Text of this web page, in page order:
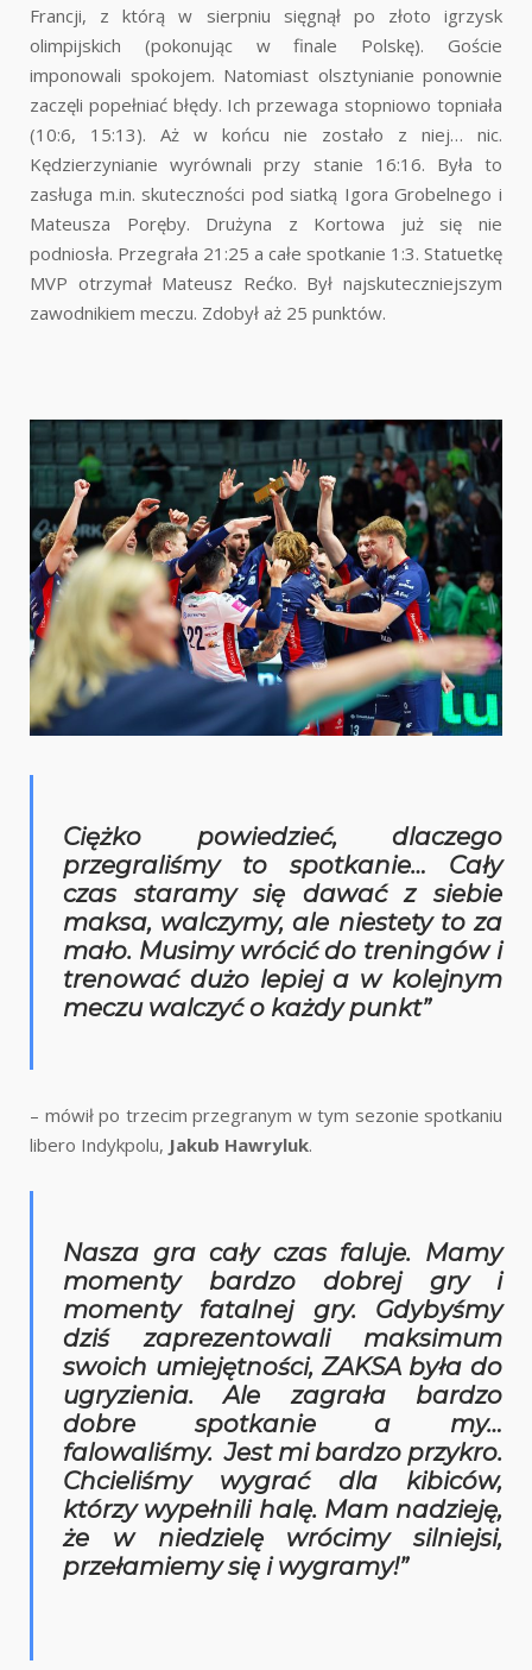
Francji, z którą w sierpniu sięgnął po złoto igrzysk
olimpijskich (pokonując w finale Polskę). Goście
imponowali spokojem. Natomiast olsztynianie ponownie
zaczęli popełniać błędy. Ich przewaga stopniowo topniała
(10:6, 15:13). Aż w końcu nie zostało z niej… nic.
Kędzierzynianie wyrównali przy stanie 16:16. Była to
zasługa m.in. skuteczności pod siatką Igora Grobelnego i
Mateusza Poręby. Drużyna z Kortowa już się nie
podniosła. Przegrała 21:25 a całe spotkanie 1:3. Statuetkę
MVP otrzymał Mateusz Rećko. Był najskuteczniejszym
zawodnikiem meczu. Zdobył aż 25 punktów.
Ciężko powiedzieć, dlaczego
przegraliśmy to spotkanie… Cały
czas staramy się dawać z siebie
maksa, walczymy, ale niestety to za
mało. Musimy wrócić do treningów i
trenować dużo lepiej a w kolejnym
meczu walczyć o każdy punkt”
– mówił po trzecim przegranym w tym sezonie spotkaniu
libero Indykpolu, Jakub Hawryluk.
Nasza gra cały czas faluje. Mamy
momenty bardzo dobrej gry i
momenty fatalnej gry. Gdybyśmy
dziś zaprezentowali maksimum
swoich umiejętności, ZAKSA była do
ugryzienia. Ale zagrała bardzo
dobre spotkanie a my…
falowaliśmy. Jest mi bardzo przykro.
Chcieliśmy wygrać dla kibiców,
którzy wypełnili halę. Mam nadzieję,
że w niedzielę wrócimy silniejsi,
przełamiemy się i wygramy!”